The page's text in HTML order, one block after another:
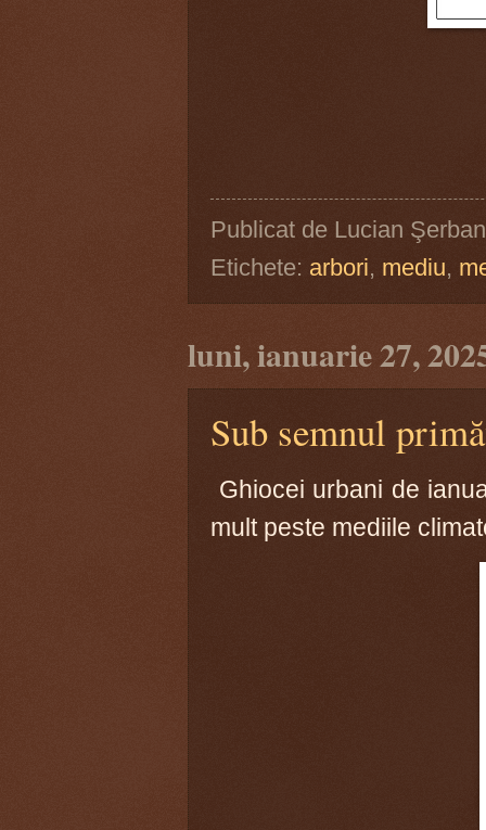
Publicat de Lucian Şerban
Etichete: arbori, mediu,
luni, ianuarie 27,
Sub semnul
Ghiocei urbani de
mult peste mediile